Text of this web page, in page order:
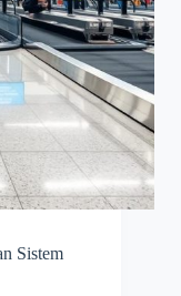
Sistem